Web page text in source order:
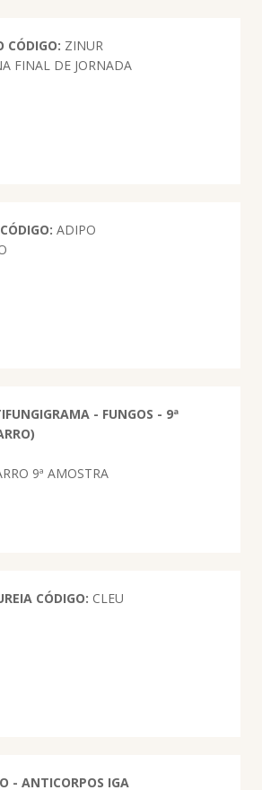
CÓDIGO: ZINUR
FINAL DE JORNADA
CÓDIGO: ADIPO
- FUNGOS - 9ª
9ª AMOSTRA
CÓDIGO: CLEU
- ANTICORPOS IGA